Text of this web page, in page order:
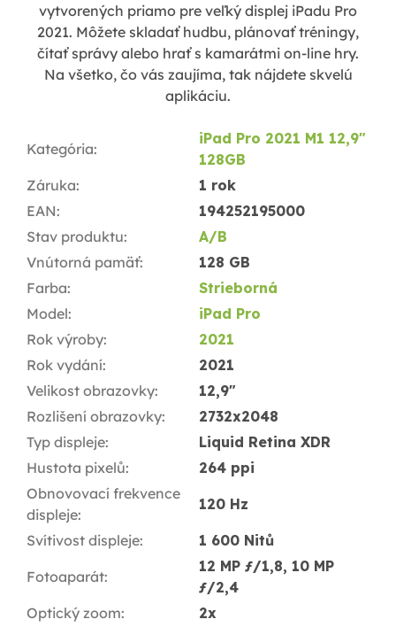
vytvorených priamo pre veľký displej iPadu Pro
2021. Môžete skladať hudbu, plánovať tréningy,
čítať správy alebo hrať s kamarátmi on-line hry.
Na všetko, čo vás zaujíma, tak nájdete skvelú
aplikáciu.
Kategória:
iPad Pro 2021 M1 12,9"
128GB
Záruka:
1 rok
EAN:
194252195000
Stav produktu:
A/B
Vnútorná pamäť:
128 GB
Farba:
Strieborná
Model:
iPad Pro
Rok výroby:
2021
Rok vydání:
2021
Velikost obrazovky:
12,9"
Rozlišení obrazovky:
2732x2048
Typ displeje:
Liquid Retina XDR
Hustota pixelů:
264 ppi
Obnovovací frekvence
displeje:
120 Hz
Svítivost displeje: 1 600 Nitů
Fotoaparát:
12 MP ƒ/1,8, 10 MP
ƒ/2,4
Optický zoom:
2x